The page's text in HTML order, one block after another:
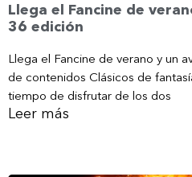
Llega el Fancine de
36 edición
Llega el Fancine de verano y un
de contenidos Clásicos de
tiempo de disfrutar de los dos
Leer más